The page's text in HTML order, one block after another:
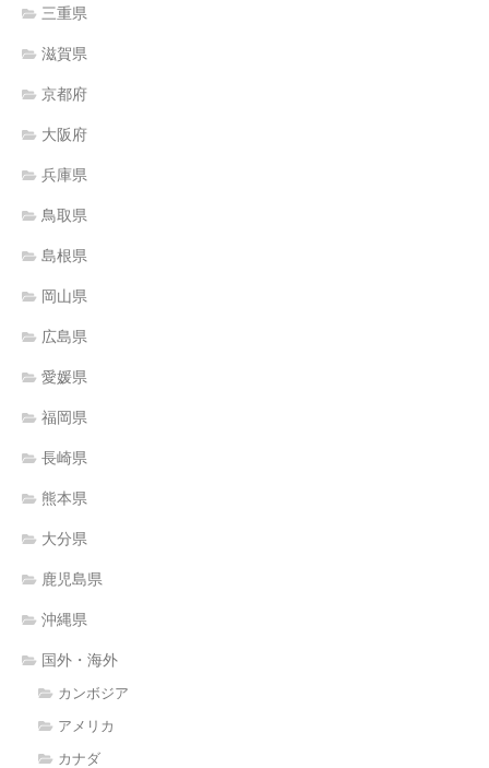
三重県
滋賀県
京都府
大阪府
兵庫県
鳥取県
島根県
岡山県
広島県
愛媛県
福岡県
長崎県
熊本県
大分県
鹿児島県
沖縄県
国外・海外
カンボジア
アメリカ
カナダ